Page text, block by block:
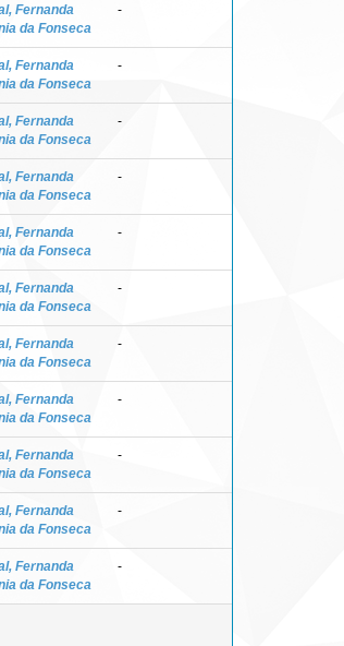
Fernanda
da Fonseca
-
Fernanda
da Fonseca
-
Fernanda
da Fonseca
-
Fernanda
da Fonseca
-
Fernanda
da Fonseca
-
Fernanda
da Fonseca
-
Fernanda
da Fonseca
-
Fernanda
da Fonseca
-
Fernanda
da Fonseca
-
Fernanda
da Fonseca
-
Fernanda
da Fonseca
-